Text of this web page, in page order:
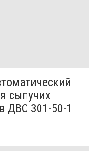
сыпучих
ДВС 301-50-1